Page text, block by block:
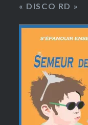
« DISCO RD »